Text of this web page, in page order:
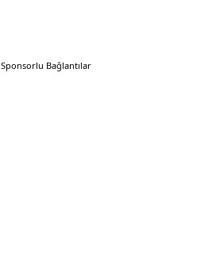
Sponsorlu Bağlantılar